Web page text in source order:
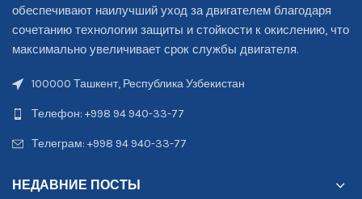
обеспечивают наилучший уход за двигателем благодаря
сочетанию технологии защиты и стойкости к окислению, что
максимально увеличивает срок службы двигателя.
100000 Ташкент, Республика Узбекистан
Телефон: +998 94 940-33-77
Телеграм: +998 94 940-33-77
НЕДАВНИЕ ПОСТЫ